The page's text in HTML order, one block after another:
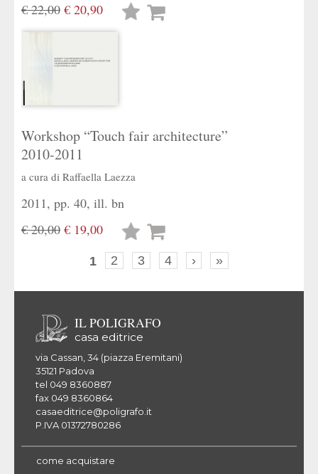
€ 22,00 € 20,90
Lista
Workshop “Touch fair architecture”
2010-2011
a cura di Raffaella Laezza
2011, pp. 40, ill. bn
€ 20,00 € 19,00
Lista
desideri
1 2 3 4 › »
IL POLIGRAFO
casa editrice
via Cassan, 34 (piazza Eremitani)
35121 Padova
tel 049 8360887
fax 049 8360864
casaeditrice@poligrafo.it
P.IVA 01372780286
come acquistare